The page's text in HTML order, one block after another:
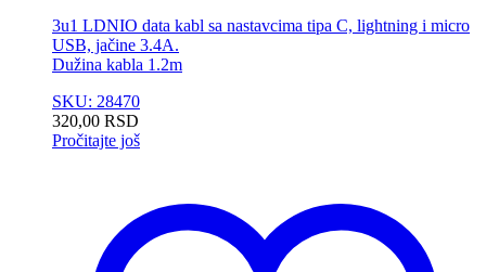
3u1 LDNIO data kabl sa nastavcima tipa C, lightning i micro
USB, jačine 3.4A.
Dužina kabla 1.2m
SKU: 28470
320,00 RSD
Pročitajte još